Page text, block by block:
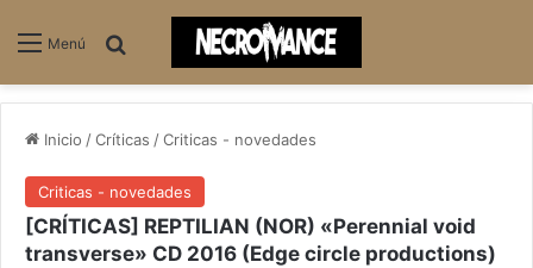
Menú
Inicio /Críticas /Criticas - novedades
Criticas - novedades
[CRÍTICAS] REPTILIAN (NOR) «Perennial void
transverse» CD 2016 (Edge circle productions)